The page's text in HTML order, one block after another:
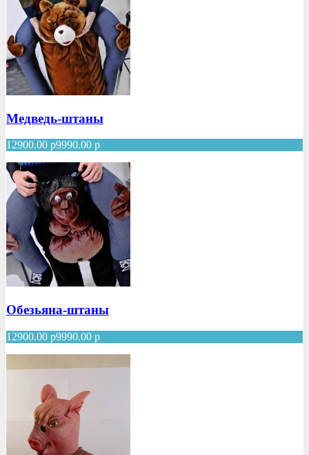
Медведь-штаны
12900.00 р9990.00 р
Обезьяна-штаны
12900.00 р9990.00 р